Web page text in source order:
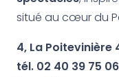
situé au cœur du
4, La Poitevinière
tél. 02 40 39 75 06